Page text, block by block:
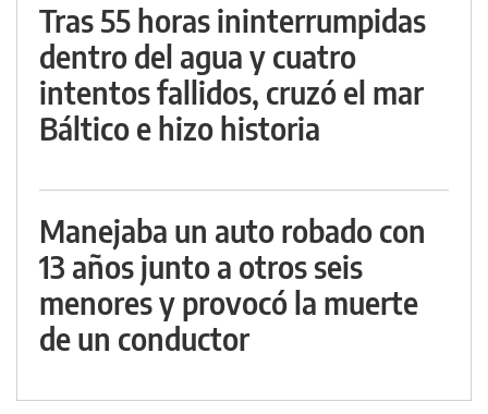
Tras 55 horas ininterrumpidas
dentro del agua y cuatro
intentos fallidos, cruzó el mar
Báltico e hizo historia
Manejaba un auto robado con
13 años junto a otros seis
menores y provocó la muerte
de un conductor